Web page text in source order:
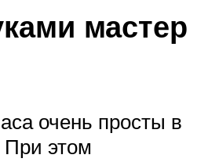
мастер
очень просты в
При этом